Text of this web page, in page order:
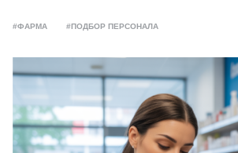
#ФАРМА #ПОДБОР ПЕРСОНАЛА